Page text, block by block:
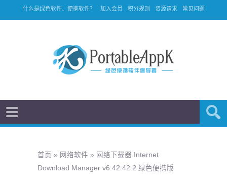
什么是绿色软件、便携软件？ 加入会员 积分规则 资源请求 常见问题
首页 » 网络软件 » 网络下载器 Internet
Download Manager v6.42.42.2 绿色便携版